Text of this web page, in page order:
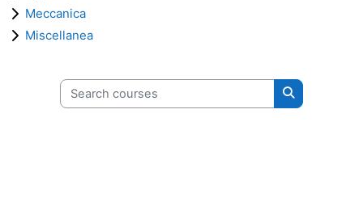
Meccanica
Miscellanea
Search courses
Search